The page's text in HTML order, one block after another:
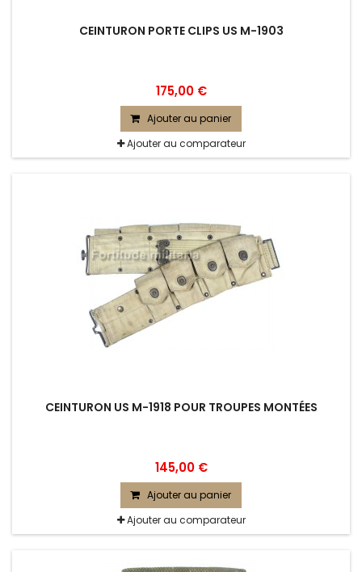
CEINTURON PORTE CLIPS US M-1903
175,00 €
Ajouter au panier
Ajouter au comparateur
CEINTURON US M-1918 POUR TROUPES MONTÉES
145,00 €
Ajouter au panier
Ajouter au comparateur